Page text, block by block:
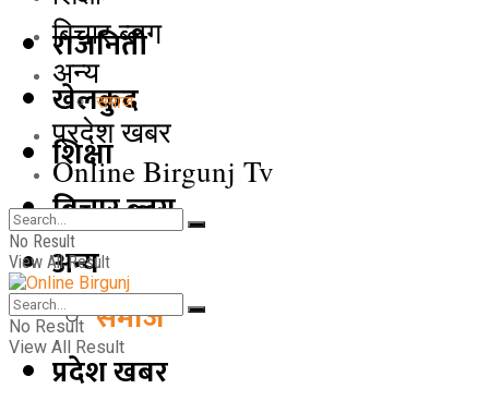
राजनिती
खेलकुद
शिक्षा
बिचार ब्लग
अन्य
समाज
प्रदेश खबर
बिचार ब्लग
अन्य
समाज
प्रदेश खबर
Online Birgunj Tv
No Result
View All Result
No Result
View All Result